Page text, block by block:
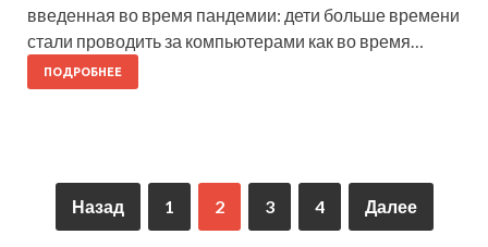
введенная во время пандемии: дети больше времени
стали проводить за компьютерами как во время…
ПОДРОБНЕЕ
Назад 1 2 3 4 Далее